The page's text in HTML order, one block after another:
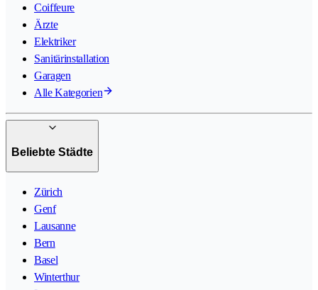
Coiffeure
Ärzte
Elektriker
Sanitärinstallation
Garagen
Alle Kategorien
Beliebte Städte
Zürich
Genf
Lausanne
Bern
Basel
Winterthur